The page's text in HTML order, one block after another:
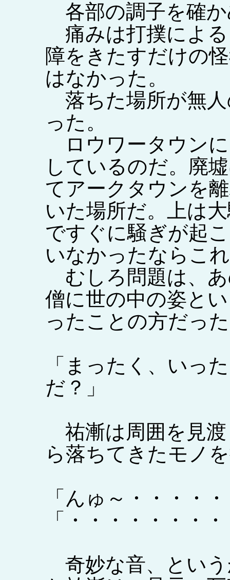
各部の調子を確
痛みは打撲によ
障をきたすだけの
はなかった。
落ちた場所が無
った。
ロウワータウン
しているのだ。廃
てアークタウンを
いた場所だ。上は
ですぐに騒ぎが起
いなかったならこ
むしろ問題は、あ
僧に世の中の姿と
ったことの方だっ
「まったく、いっ
だ？」
祐漸は周囲を見渡
ら落ちてきたモノ
「んゅ～・・・・
「・・・・・・・
奇妙な音、とい